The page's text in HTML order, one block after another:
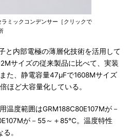
ミックコンデンサー［クリックで
と内部電極の薄層化技術を活用して
サイズの従来製品に比べて、実装
た、静電容量47μFで1608Mサイズ
ほど大容量化している。
度範囲はGRM188C80E107Mが－
が－55～＋85℃。温度特性
。